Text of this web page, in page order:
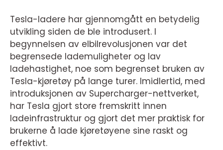
Tesla-ladere har gjennomgått en betydelig
utvikling siden de ble introdusert. I
begynnelsen av elbilrevolusjonen var det
begrensede lademuligheter og lav
ladehastighet, noe som begrenset bruken av
Tesla-kjøretøy på lange turer. Imidlertid, med
introduksjonen av Supercharger-nettverket,
har Tesla gjort store fremskritt innen
ladeinfrastruktur og gjort det mer praktisk for
brukerne å lade kjøretøyene sine raskt og
effektivt.